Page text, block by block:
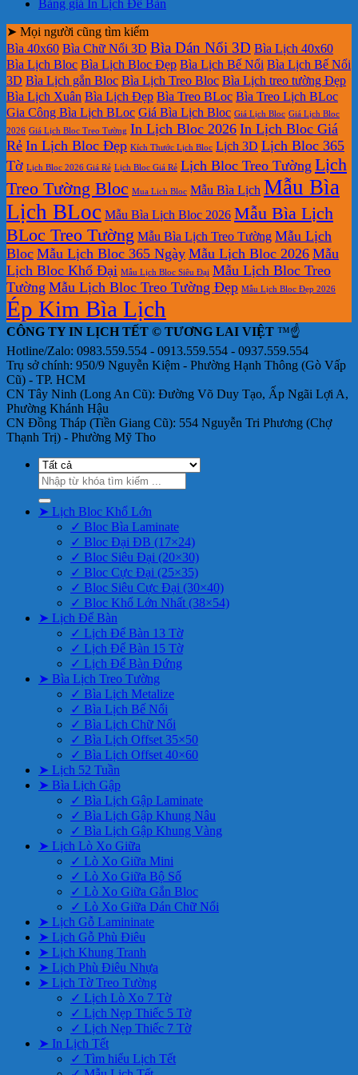
tại
tphcm
nay
bloc
tại
tphcm
giá
Lịch
Treo
Tường
giá
Lịch
Bloc
Khổ
Đại
bình
ở
Mẫu
Lịch
Tết
TLV
có
luận
ở
In
lịch
Bloc
đẹp
Bảng giá In Lịch Để Bàn
luận
ở
Bảng
giá
In
Lịch
Để
Bàn
➤ Mọi người cũng tìm kiếm
Bìa 40x60 Bìa Chữ Nổi 3D Bìa Dán Nổi 3D Bìa Lịch 40x60
Bìa Lịch Bloc Bìa Lịch Bloc Đẹp Bìa Lịch Bế Nổi Bìa Lịch Bế Nổi
3D Bìa Lịch gắn Bloc Bìa Lịch Treo Bloc Bìa Lịch treo tường Đẹp
Bìa Lịch Xuân Bìa Lịch Đẹp Bìa Treo BLoc Bìa Treo Lịch BLoc
Gia Công Bìa Lịch BLoc Giá Bìa Lịch Bloc Giá Lịch Bloc Giá Lịch Bloc
2026 Giá Lịch Bloc Treo Tường In Lịch Bloc 2026 In Lịch Bloc Giá
Rẻ In Lịch Bloc Đẹp Kích Thước Lịch Bloc Lịch 3D Lịch Bloc 365
Tờ Lịch Bloc 2026 Giá Rẻ Lịch Bloc Giá Rẻ Lịch Bloc Treo Tường Lịch
Treo Tường Bloc Mua Lich Bloc Mẫu Bìa Lịch Mẫu Bìa
Lịch BLoc Mẫu Bìa Lịch Bloc 2026 Mẫu Bìa Lịch
BLoc Treo Tường Mẫu Bìa Lịch Treo Tường Mẫu Lịch
Bloc Mẫu Lịch Bloc 365 Ngày Mẫu Lịch Bloc 2026 Mẫu
Lịch Bloc Khổ Đại Mẫu Lịch Bloc Siêu Đại Mẫu Lịch Bloc Treo
Tường Mẫu Lịch Bloc Treo Tường Đẹp Mẫu Lịch Bloc Đẹp 2026
Ép Kim Bìa Lịch
CÔNG TY IN LỊCH TẾT © TƯƠNG LAI VIỆT ™☝️
Hotline/Zalo: 0983.559.554 - 0913.559.554 - 0937.559.554
Trụ sở chính: 950/9 Nguyễn Kiệm - Phường Hạnh Thông (Gò Vấp
Cũ) - TP. HCM
CN Tây Ninh (Long An Cũ): Đường Võ Duy Tạo, Ấp Ngãi Lợi A,
Phường Khánh Hậu
CN Đồng Tháp (Tiền Giang Cũ): 554 Nguyễn Tri Phương (Chợ
Thạnh Trị) - Phường Mỹ Tho
Tìm
kiếm:
➤ Lịch Bloc Khổ Lớn
✓ Bloc Bìa Laminate
✓ Bloc Đại ĐB (17×24)
✓ Bloc Siêu Đại (20×30)
✓ Bloc Cực Đại (25×35)
✓ Bloc Siêu Cực Đại (30×40)
✓ Bloc Khổ Lớn Nhất (38×54)
➤ Lịch Để Bàn
✓ Lịch Để Bàn 13 Tờ
✓ Lịch Để Bàn 15 Tờ
✓ Lịch Để Bàn Đứng
➤ Bìa Lịch Treo Tường
✓ Bìa Lịch Metalize
✓ Bìa Lịch Bế Nổi
✓ Bìa Lịch Chữ Nổi
✓ Bìa Lịch Offset 35×50
✓ Bìa Lịch Offset 40×60
➤ Lịch 52 Tuần
➤ Bìa Lịch Gập
✓ Bìa Lịch Gập Laminate
✓ Bìa Lịch Gập Khung Nâu
✓ Bìa Lịch Gập Khung Vàng
➤ Lịch Lò Xo Giữa
✓ Lò Xo Giữa Mini
✓ Lò Xo Giữa Bộ Số
✓ Lò Xo Giữa Gắn Bloc
✓ Lò Xo Giữa Dán Chữ Nổi
➤ Lịch Gỗ Lamininate
➤ Lịch Gỗ Phù Điêu
➤ Lịch Khung Tranh
➤ Lịch Phù Điêu Nhựa
➤ Lịch Tờ Treo Tường
✓ Lịch Lò Xo 7 Tờ
✓ Lịch Nẹp Thiếc 5 Tờ
✓ Lịch Nẹp Thiếc 7 Tờ
➤ In Lịch Tết
✓ Tìm hiểu Lịch Tết